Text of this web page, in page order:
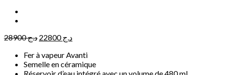
د.ج28900
Le
initial
était :
د.ج22800
Le
actuel
est :
Fer à vapeur Avanti
Semelle en céramique